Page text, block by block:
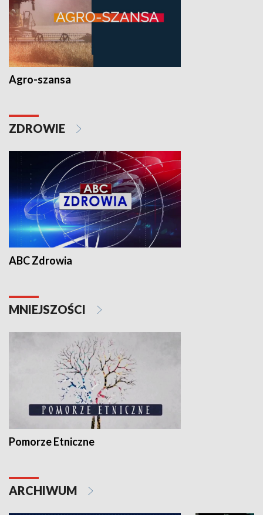
Agro-szansa
ZDROWIE
ABC Zdrowia
MNIEJSZOŚCI
Pomorze Etniczne
ARCHIWUM